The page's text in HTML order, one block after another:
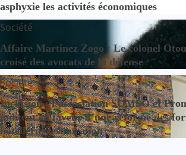
asphyxie les activités économiques
Société
Affaire Martinez Zogo : Le colonel
croisé des avocats de la défense
Société
Inclusion : l’association SOMSO et
militent en faveur d’une réforme des
hôtellerie-restauration